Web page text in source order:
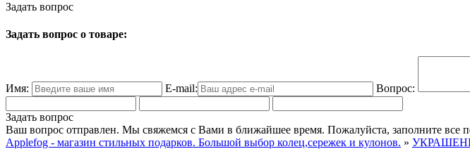
Задать вопрос
Задать вопрос о товаре:
Имя: E-mail: Вопрос:
Задать вопрос
Ваш вопрос отправлен. Мы свяжемся с Вами в ближайшее время. Пожалуйста, заполните все
Applefog - магазин стильных подарков. Большой выбор колец,сережек и кулонов. »